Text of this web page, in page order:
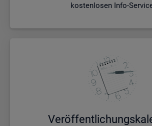
kostenlosen Info-